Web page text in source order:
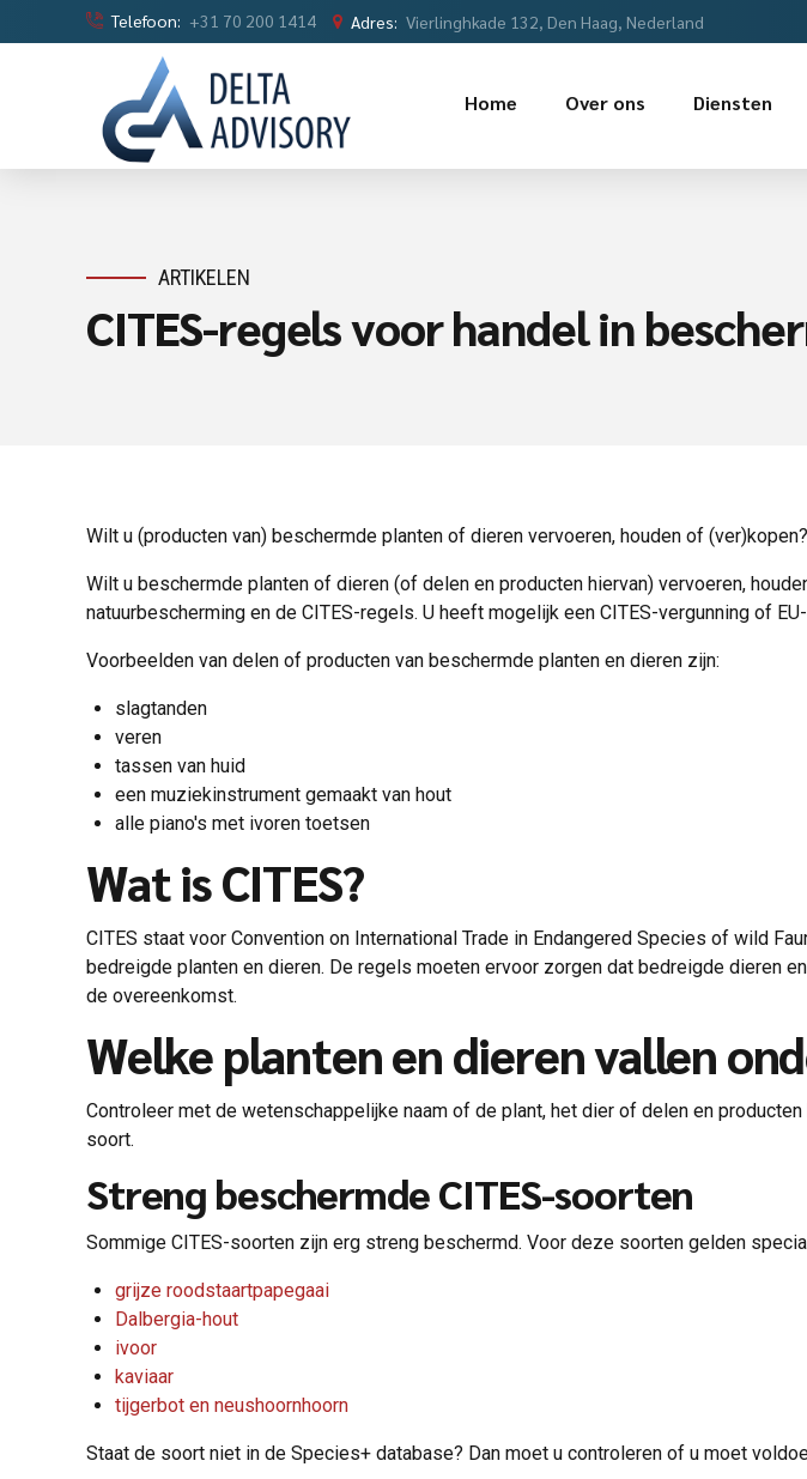
Telefoon: +31 70 200 1414 Adres: Vierlinghkade 132, Den Haag, Nederland
Home Over ons Diensten
ARTIKELEN
CITES-regels voor handel in
Wilt u (producten van) beschermde planten of dieren vervoeren, houden of
Wilt u beschermde planten of dieren (of delen en producten hiervan) vervoeren,
natuurbescherming en de CITES-regels. U heeft mogelijk een CITES-vergunning of
Voorbeelden van delen of producten van beschermde planten en dieren zijn:
slagtanden
veren
tassen van huid
een muziekinstrument gemaakt van hout
alle piano's met ivoren toetsen
Wat is CITES?
CITES staat voor Convention on International Trade in Endangered Species of wild
bedreigde planten en dieren. De regels moeten ervoor zorgen dat bedreigde dieren
de overeenkomst.
Welke planten en dieren vallen
Controleer met de wetenschappelijke naam of de plant, het dier of delen en producten
soort.
Streng beschermde CITES-soorten
Sommige CITES-soorten zijn erg streng beschermd. Voor deze soorten gelden
grijze roodstaartpapegaai
Dalbergia-hout
ivoor
kaviaar
tijgerbot en neushoornhoorn
Staat de soort niet in de Species+ database? Dan moet u controleren of u moet